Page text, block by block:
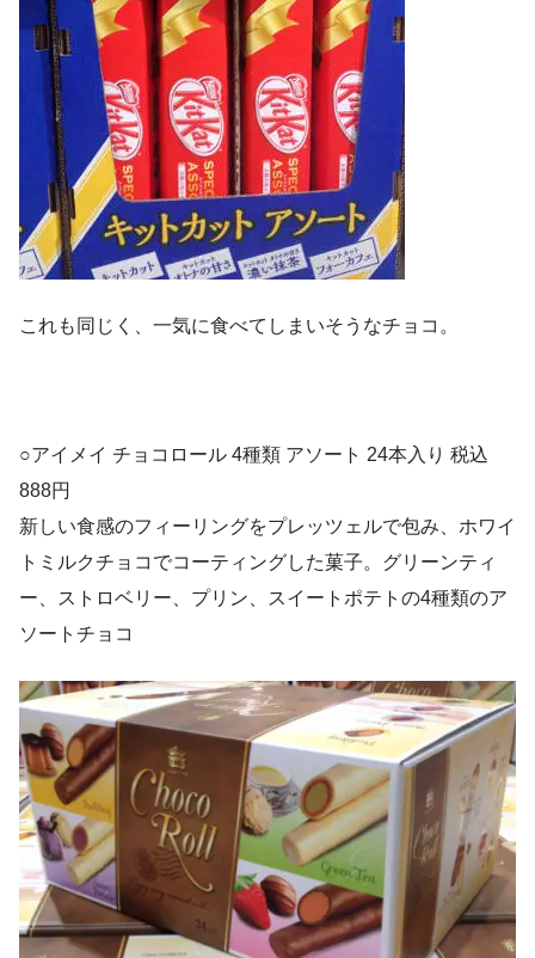
これも同じく、一気に食べてしまいそうなチョコ。
○アイメイ チョコロール 4種類 アソート 24本入り 税込
888円
新しい食感のフィーリングをプレッツェルで包み、ホワイ
トミルクチョコでコーティングした菓子。グリーンティ
ー、ストロベリー、プリン、スイートポテトの4種類のア
ソートチョコ